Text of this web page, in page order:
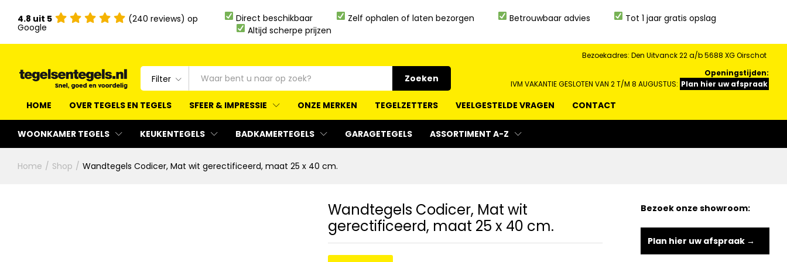
4.8 uit 5 (240 reviews) op
Google
Direct beschikbaar Zelf ophalen of laten bezorgen Betrouwbaar advies
Tot 1 jaar gratis opslag
Altijd scherpe prijzen
Bezoekadres: Den Uitvanck 22 a/b 5688 XG Oirschot
Filter Zoeken
Openingstijden:
IVM VAKANTIE GESLOTEN VAN 2 T/M 8 AUGUSTUS: Plan hier uw afspraak
HOME OVER TEGELS EN TEGELS SFEER & IMPRESSIE ONZE MERKEN TEGELZETTERS VEELGESTELDE VRAGEN CONTACT
WOONKAMER TEGELS KEUKENTEGELS BADKAMERTEGELS GARAGETEGELS ASSORTIMENT A-Z
Home / Shop / Wandtegels Codicer, Mat wit gerectificeerd, maat 25 x 40 cm.
Wandtegels Codicer, Mat wit
gerectificeerd, maat 25 x 40 cm.
Bezoek onze showroom:
Plan hier uw afspraak →